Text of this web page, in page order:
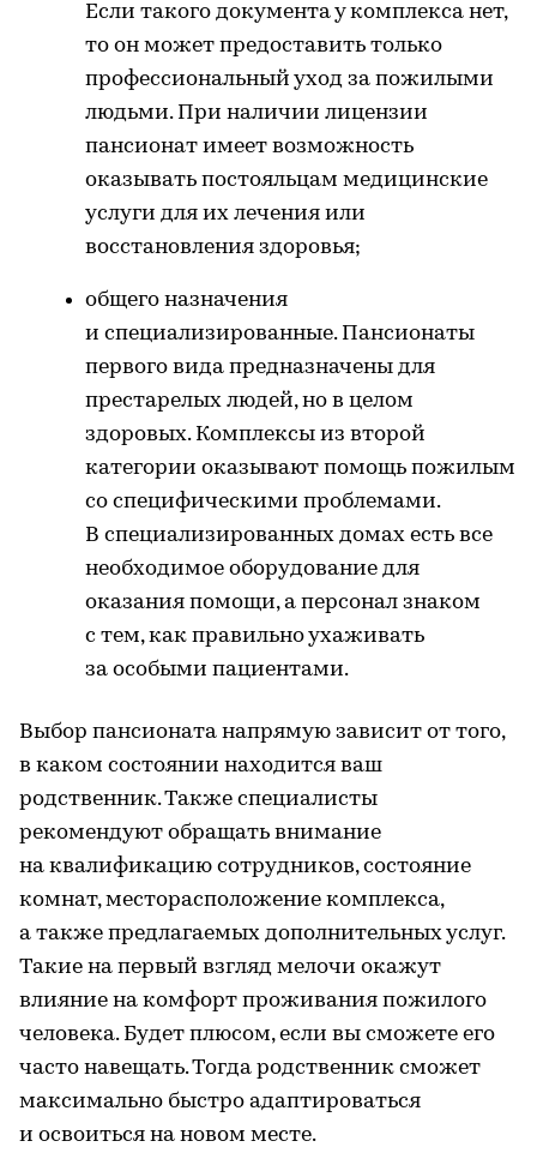
Если такого документа у комплекса нет,
то он может предоставить только
профессиональный уход за пожилыми
людьми. При наличии лицензии
пансионат имеет возможность
оказывать постояльцам медицинские
услуги для их лечения или
восстановления здоровья;
общего назначения
и специализированные. Пансионаты
первого вида предназначены для
престарелых людей, но в целом
здоровых. Комплексы из второй
категории оказывают помощь пожилым
со специфическими проблемами.
В специализированных домах есть все
необходимое оборудование для
оказания помощи, а персонал знаком
с тем, как правильно ухаживать
за особыми пациентами.
Выбор пансионата напрямую зависит от того,
в каком состоянии находится ваш
родственник. Также специалисты
рекомендуют обращать внимание
на квалификацию сотрудников, состояние
комнат, месторасположение комплекса,
а также предлагаемых дополнительных услуг.
Такие на первый взгляд мелочи окажут
влияние на комфорт проживания пожилого
человека. Будет плюсом, если вы сможете его
часто навещать. Тогда родственник сможет
максимально быстро адаптироваться
и освоиться на новом месте.